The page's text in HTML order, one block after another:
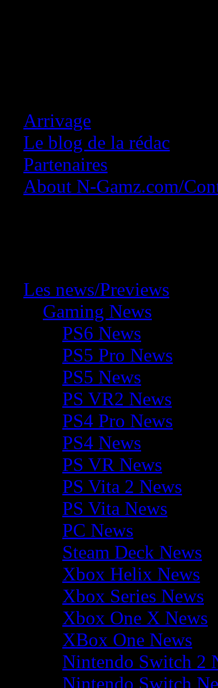
Arrivage
Le blog de la rédac
Partenaires
About N-Gamz.com/
Les news/Previews
Gaming News
PS6 News
PS5 Pro News
PS5 News
PS VR2 News
PS4 Pro News
PS4 News
PS VR News
PS Vita 2 News
PS Vita News
PC News
Steam Deck News
Xbox Helix News
Xbox Series News
Xbox One X News
XBox One News
Nintendo Switch 2
Nintendo Switch